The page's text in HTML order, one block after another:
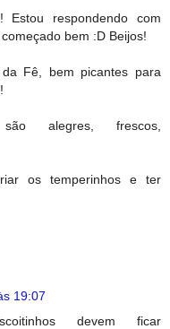
Estou respondendo com
bem :D Beijos!
Fê, bem picantes para
alegres, frescos,
os temperinhos e ter
19:07
devem ficar